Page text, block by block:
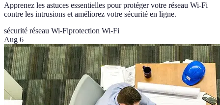
Apprenez les astuces essentielles pour protéger votre réseau Wi-Fi
contre les intrusions et améliorez votre sécurité en ligne.
sécurité réseau Wi-Fiprotection Wi-Fi
Aug 6